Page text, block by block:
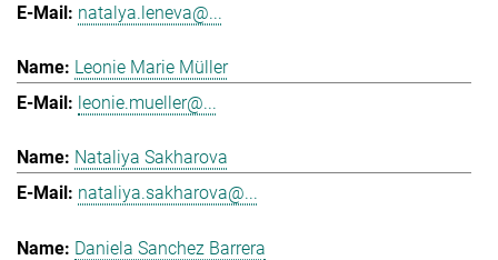
natalya.leneva@...
Leonie Marie Müller
leonie.mueller@...
Nataliya Sakharova
nataliya.sakharova@...
Daniela Sanchez Barrera